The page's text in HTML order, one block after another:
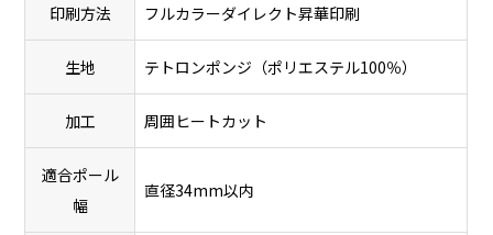
印刷方法 フルカラーダイレクト昇華印刷
生地 テトロンポンジ（ポリエステル100％）
加工 周囲ヒートカット
適合ポール
幅
直径34mm以内